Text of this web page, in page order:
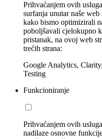
Prihvaćanjem ovih
surfanja unutar naše
kako bismo optimizirali
poboljšavali cjelokupno
pristanak, na ovoj web
trećih strana:
Google Analytics,
Testing
Funkcioniranje
Prihvaćanjem ovih
nadilaze osnovne